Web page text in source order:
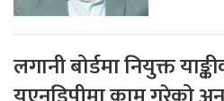
लगानी बोर्डमा नियुक्त